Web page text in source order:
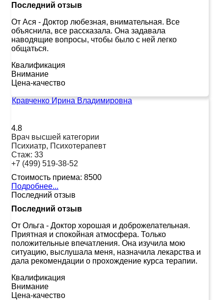
Последний отзыв
От Ася - Доктор любезная, внимательная. Все
объяснила, все рассказала. Она задавала
наводящие вопросы, чтобы было с ней легко
общаться.
Квалификация
Внимание
Цена-качество
Кравченко Ирина Владимировна
4.8
Врач высшей категории
Психиатр, Психотерапевт
Стаж: 33
+7 (499) 519-38-52
Стоимость приема: 8500
Подробнее...
Последний отзыв
Последний отзыв
От Ольга - Доктор хорошая и доброжелательная.
Приятная и спокойная атмосфера. Только
положительные впечатления. Она изучила мою
ситуацию, выслушала меня, назначила лекарства и
дала рекомендации о прохождение курса терапии.
Квалификация
Внимание
Цена-качество